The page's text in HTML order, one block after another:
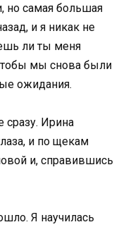
но самая большая
и я никак не
ли ты меня
мы снова были
ожидания.
Ирина
и по щекам
и, справившись
Я научилась